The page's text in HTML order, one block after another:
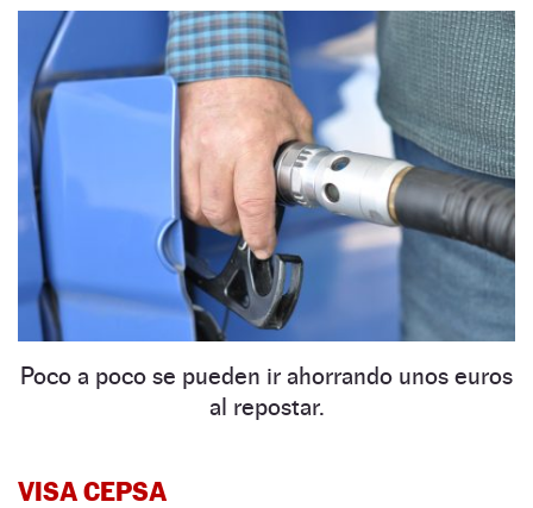
Poco a poco se pueden ir ahorrando unos euros
al repostar.
VISA CEPSA